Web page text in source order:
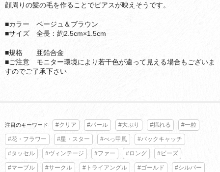
顔周りの髪の毛を作ることでピアスが映えそうです。
■カラー ベージュ＆ブラウン
■サイズ 全長：約2.5cm×1.5cm
■規格 亜鉛合金
■ご注意 モニター環境により若干色が違って見える場合もございま
すのでご了承下さい
注目のキーワード #クリア #パール #大ぶり #揺れる #一粒
#花・フラワー #星・スター #べっ甲風 #バックキャッチ
#タッセル #ヴィンテージ #ファー #ロング #ビーズ
#マーブル #サークル #トライアングル #ゴールド #シルバー